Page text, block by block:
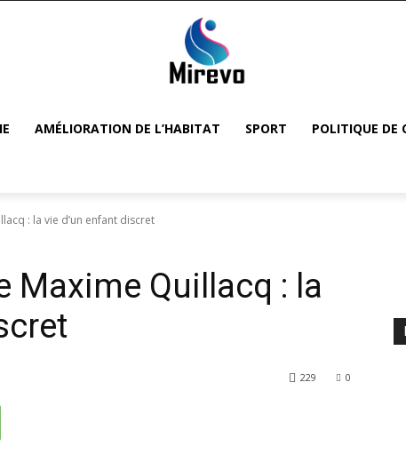
AMÉLIORATION DE L’HABITAT SPORT POLITIQUE DE
: la vie d’un enfant discret
Maxime Quillacq : la
0
229